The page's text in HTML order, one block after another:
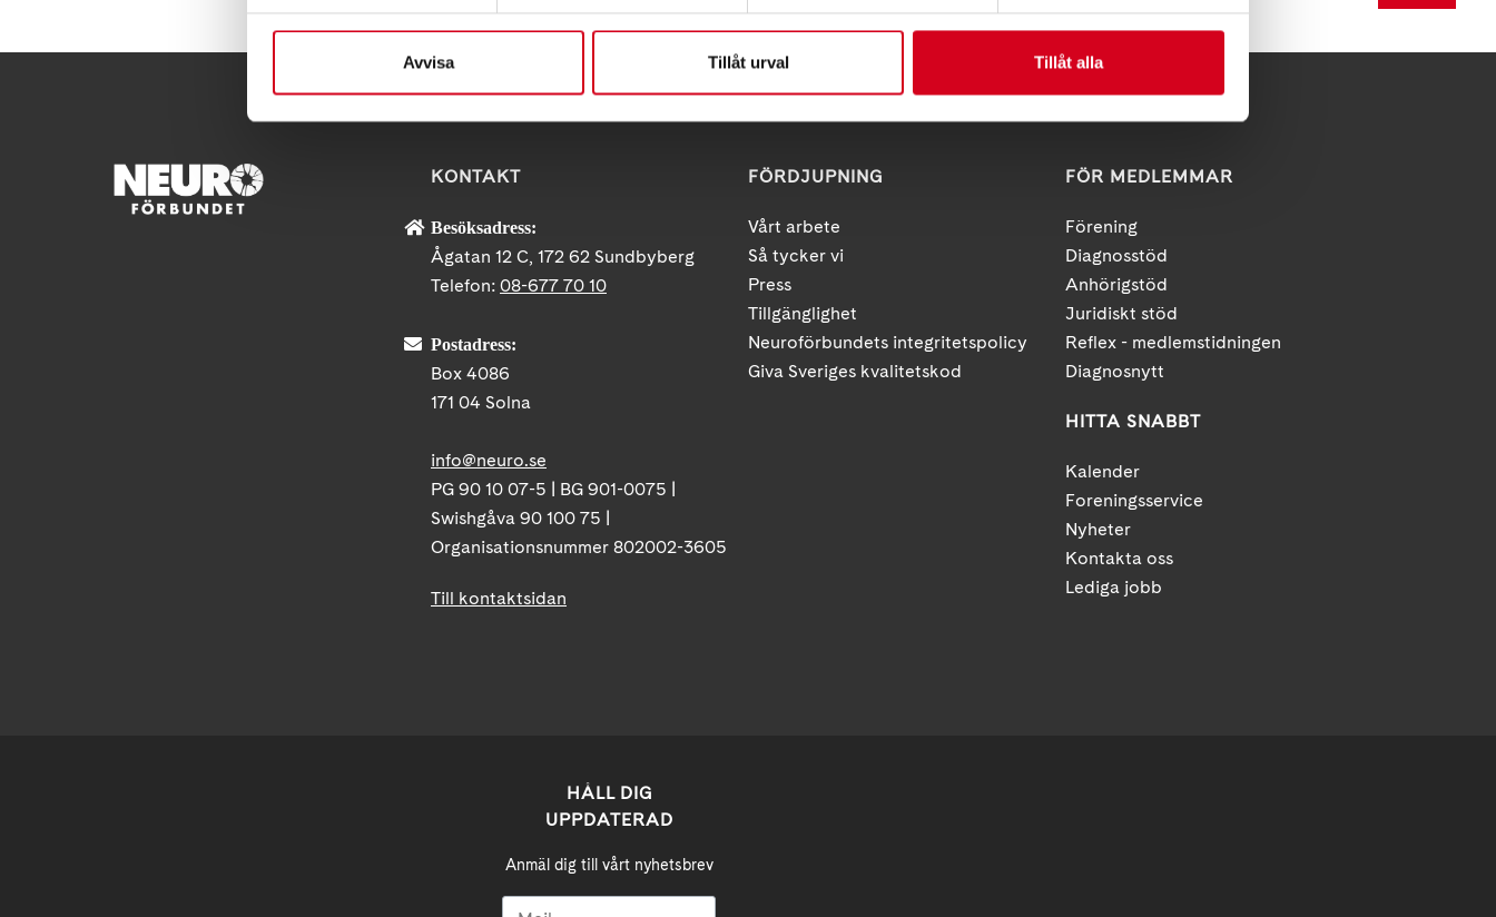
Avvisa Tillåt urval Tillåt alla
KONTAKT
Besöksadress:
Ågatan 12 C, 172 62 Sundbyberg
Telefon: 08-677 70 10
Postadress:
Box 4086
171 04 Solna
info@neuro.se
PG 90 10 07-5 | BG 901-0075 |
Swishgåva 90 100 75 |
Organisationsnummer 802002-3605
Till kontaktsidan
FÖRDJUPNING
Vårt arbete
Så tycker vi
Press
Tillgänglighet
Neuroförbundets integritetspolicy
Giva Sveriges kvalitetskod
FÖR MEDLEMMAR
Förening
Diagnosstöd
Anhörigstöd
Juridiskt stöd
Reflex - medlemstidningen
Diagnosnytt
HITTA SNABBT
Kalender
Foreningsservice
Nyheter
Kontakta oss
Lediga jobb
HÅLL DIG
UPPDATERAD
Anmäl dig till vårt nyhetsbrev